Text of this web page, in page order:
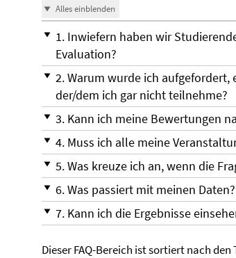
Alles einblenden
1. Inwiefern haben wir
Evaluation?
2. Warum wurde ich
der/dem ich gar nicht teilnehme?
3. Kann ich meine Bewertungen
4. Muss ich alle meine
5. Was kreuze ich an, wenn die
6. Was passiert mit meinen Daten?
7. Kann ich die Ergebnisse
Dieser FAQ-Bereich ist sortiert nach